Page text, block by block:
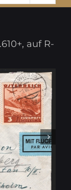
auf R-